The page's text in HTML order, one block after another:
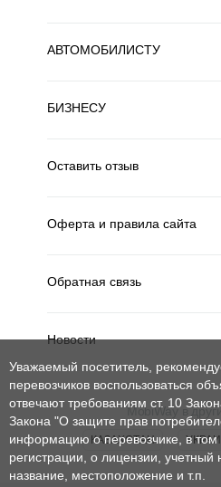
АВТОМОБИЛИСТУ
БИЗНЕСУ
Оставить отзыв
Оферта и правила сайта
Обратная связь
Новости
MobiWay в
КАЗАХСТАН
Уважаемый посетитель,
перевозчиков воспользоваться
отвечают требованиям ст. 10
Закона "О защите прав
информацию о перевозчике, в том
регистрации, о лицензии,
название, местоположение и т.п.